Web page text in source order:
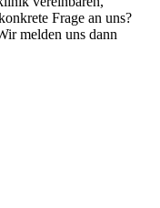
Frage an uns?
melden uns dann